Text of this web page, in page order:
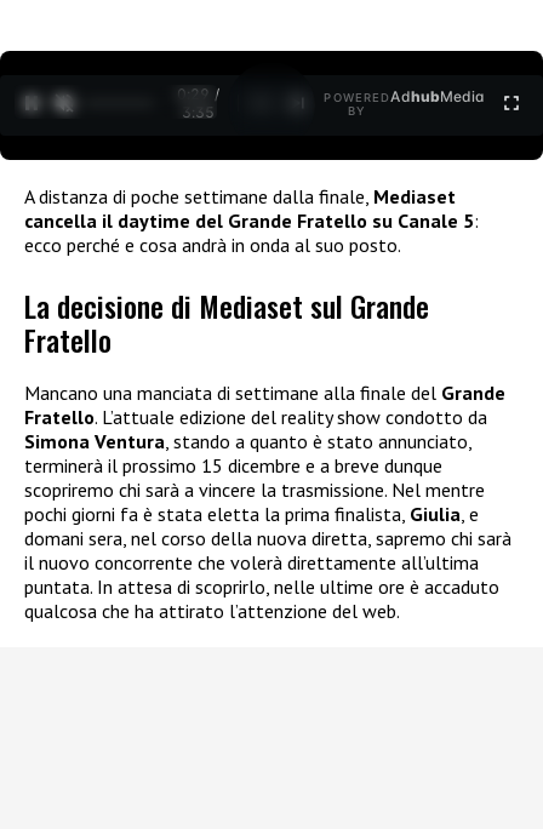
0:30 /
3:35
POWERED
BY
AdhubMedia
A distanza di poche settimane dalla finale, Mediaset
cancella il daytime del Grande Fratello su Canale 5:
ecco perché e cosa andrà in onda al suo posto.
La decisione di Mediaset sul Grande
Fratello
Mancano una manciata di settimane alla finale del Grande
Fratello. L’attuale edizione del reality show condotto da
Simona Ventura, stando a quanto è stato annunciato,
terminerà il prossimo 15 dicembre e a breve dunque
scopriremo chi sarà a vincere la trasmissione. Nel mentre
pochi giorni fa è stata eletta la prima finalista, Giulia, e
domani sera, nel corso della nuova diretta, sapremo chi sarà
il nuovo concorrente che volerà direttamente all’ultima
puntata. In attesa di scoprirlo, nelle ultime ore è accaduto
qualcosa che ha attirato l’attenzione del web.